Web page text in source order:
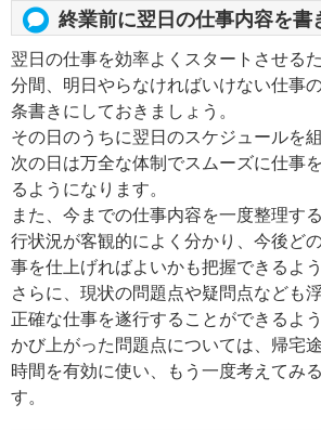
終業前に翌日の仕事内容を書
翌日の仕事を効率よくスタートさせる
分間、明日やらなければいけない仕事
条書きにしておきましょう。
その日のうちに翌日のスケジュールを
次の日は万全な体制でスムーズに仕事
るようになります。
また、今までの仕事内容を一度整理す
行状況が客観的によく分かり、今後ど
事を仕上げればよいかも把握できるよ
さらに、現状の問題点や疑問点なども
正確な仕事を遂行することができるよ
かび上がった問題点については、帰宅
時間を有効に使い、もう一度考えてみ
す。